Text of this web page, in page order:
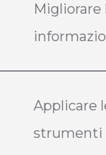
Migliorare
Applicare
strumenti